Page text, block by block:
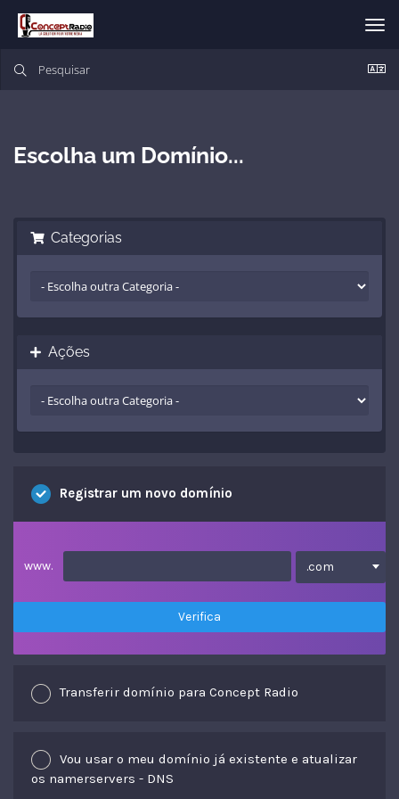
Escolha um Domínio...
Categorias
Ações
Registrar um novo domínio
www. .com
Verifica
Transferir domínio para Concept Radio
Vou usar o meu domínio já existente e atualizar
os namerservers - DNS